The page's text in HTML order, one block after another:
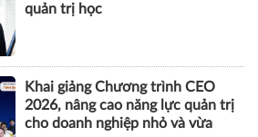
quản trị học
Khai giảng Chương trình CEO
2026, nâng cao năng lực quản trị
cho doanh nghiệp nhỏ và vừa